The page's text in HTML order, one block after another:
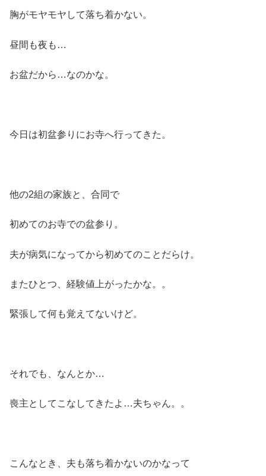
胸がモヤモヤして落ち着かない。
昼間も夜も…
お盆だから…なのかな。
今日は初盆参りにお寺へ行ってきた。
他の2組の家族と、合同で
初めてのお寺での盆参り。
夫が病気になってから初めてのことだらけ。
またひとつ、経験値上がったかな。。
緊張して何も覚えてないけど。
それでも、なんとか…
喪主としてこなしてきたよ…夫ちゃん。。
こんなとき、夫も落ち着かないのかなって